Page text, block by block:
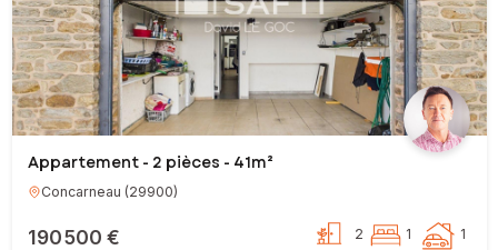
Appartement - 2 pièces - 41m²
Concarneau (29900)
190 500 € 2 1 1